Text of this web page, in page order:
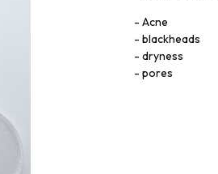
Acne
blackheads
dryness
pores